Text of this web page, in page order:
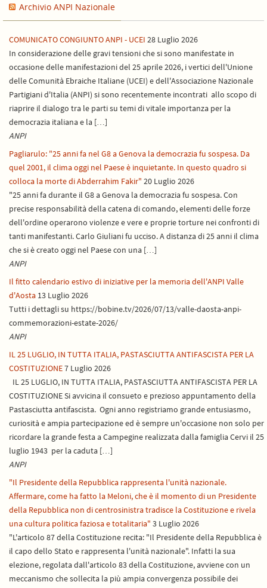
Archivio ANPI Nazionale
COMUNICATO CONGIUNTO ANPI - UCEI 28 Luglio 2026
In considerazione delle gravi tensioni che si sono manifestate in
occasione delle manifestazioni del 25 aprile 2026, i vertici dell'Unione
delle Comunità Ebraiche Italiane (UCEI) e dell'Associazione Nazionale
Partigiani d'Italia (ANPI) si sono recentemente incontrati allo scopo di
riaprire il dialogo tra le parti su temi di vitale importanza per la
democrazia italiana e la […]
ANPI
Pagliarulo: "25 anni fa nel G8 a Genova la democrazia fu sospesa. Da
quel 2001, il clima oggi nel Paese è inquietante. In questo quadro si
colloca la morte di Abderrahim Fakir" 20 Luglio 2026
"25 anni fa durante il G8 a Genova la democrazia fu sospesa. Con
precise responsabilità della catena di comando, elementi delle forze
dell'ordine operarono violenze e vere e proprie torture nei confronti di
tanti manifestanti. Carlo Giuliani fu ucciso. A distanza di 25 anni il clima
che si è creato oggi nel Paese con una […]
ANPI
Il fitto calendario estivo di iniziative per la memoria dell'ANPI Valle
d'Aosta 13 Luglio 2026
Tutti i dettagli su https://bobine.tv/2026/07/13/valle-daosta-anpi-
commemorazioni-estate-2026/
ANPI
IL 25 LUGLIO, IN TUTTA ITALIA, PASTASCIUTTA ANTIFASCISTA PER LA
COSTITUZIONE7 Luglio 2026
IL 25 LUGLIO, IN TUTTA ITALIA, PASTASCIUTTA ANTIFASCISTA PER LA
COSTITUZIONE Si avvicina il consueto e prezioso appuntamento della
Pastasciutta antifascista. Ogni anno registriamo grande entusiasmo,
curiosità e ampia partecipazione ed è sempre un'occasione non solo per
ricordare la grande festa a Campegine realizzata dalla famiglia Cervi il 25
luglio 1943 per la caduta […]
ANPI
"Il Presidente della Repubblica rappresenta l'unità nazionale.
Affermare, come ha fatto la Meloni, che è il momento di un Presidente
della Repubblica non di centrosinistra tradisce la Costituzione e rivela
una cultura politica faziosa e totalitaria" 3 Luglio 2026
"L'articolo 87 della Costituzione recita: "Il Presidente della Repubblica è
il capo dello Stato e rappresenta l'unità nazionale". Infatti la sua
elezione, regolata dall'articolo 83 della Costituzione, avviene con un
meccanismo che sollecita la più ampia convergenza possibile dei